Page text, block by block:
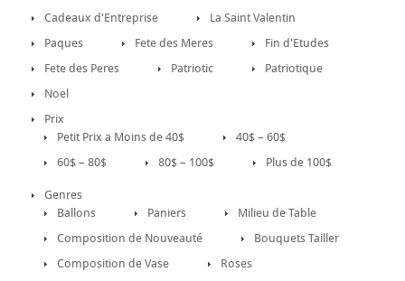
Cadeaux d'Entreprise
La Saint Valentin
Paques
Fete des Meres
Fin d'Etudes
Fete des Peres
Patriotic
Patriotique
Noel
Prix
Petit Prix a Moins de 40$
40$ – 60$
60$ – 80$
80$ – 100$ Plus de 100$
Genres
Ballons
Paniers
Milieu de Table
Composition de Nouveauté
Bouquets Tailler
Composition de Vase
Roses